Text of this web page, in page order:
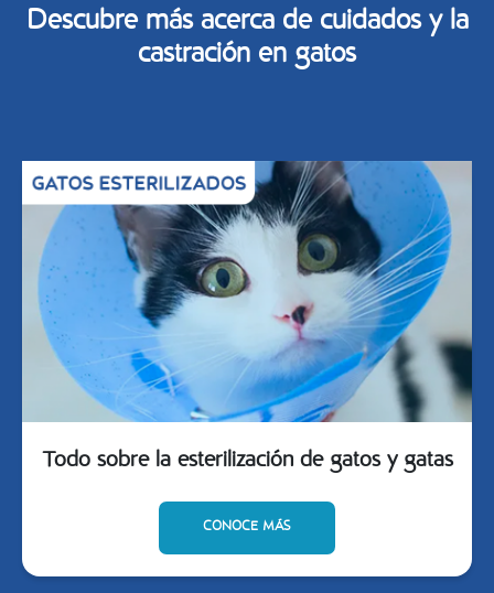
Descubre más acerca de cuidados y la
castración en gatos
Todo sobre la esterilización de gatos y gatas
CONOCE MÁS